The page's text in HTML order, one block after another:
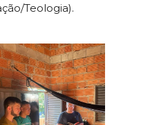
Teologia).